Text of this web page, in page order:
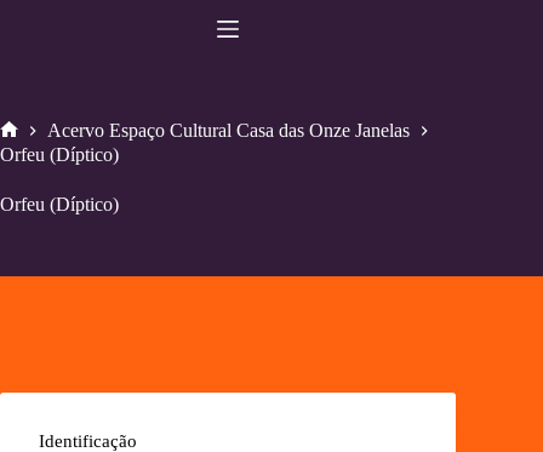
Home
Acervo Espaço Cultural Casa das Onze Janelas
Orfeu (Díptico)
Orfeu (Díptico)
Identificação